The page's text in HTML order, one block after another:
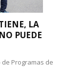
LA
PUEDE
Programas de